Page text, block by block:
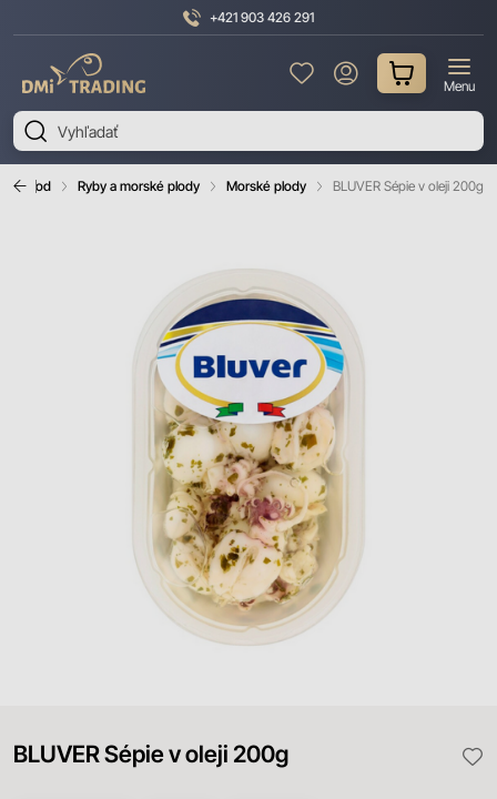
+421 903 426 291
Trading
Menu
Úvod Ryby a morské plody Morské plody BLUVER Sépie v oleji 200g
BLUVER Sépie v oleji 200g